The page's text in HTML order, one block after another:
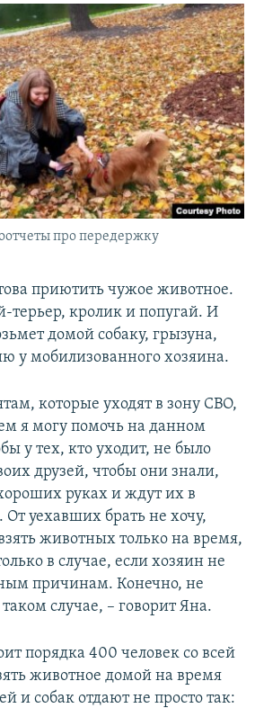
про передержку
приютить чужое животное.
терьер, кролик и попугай. И
домой собаку, грызуна,
у мобилизованного хозяина.
которые уходят в зону СВО,
я могу помочь на данном
у тех, кто уходит, не было
друзей, чтобы они знали,
руках и ждут их в
уехавших брать не хочу,
животных только на время,
в случае, если хозяин не
причинам. Конечно, не
случае, – говорит Яна.
порядка 400 человек со всей
животное домой на время
и собак отдают не просто так: